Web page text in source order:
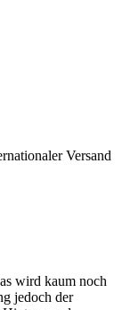
Versand
wird kaum noch
jedoch der